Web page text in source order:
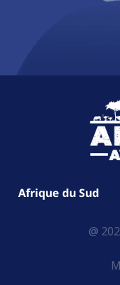
Afrique du Sud
@